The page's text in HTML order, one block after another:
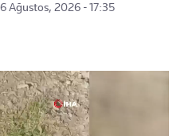
Ağustos, 2026 - 17:35